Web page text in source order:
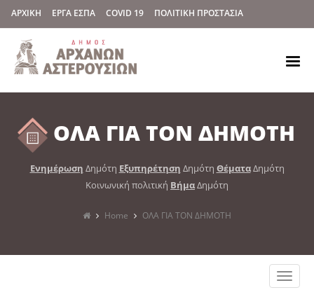
ΑΡΧΙΚΗ ΕΡΓΑ ΕΣΠΑ COVID 19 ΠΟΛΙΤΙΚΗ ΠΡΟΣΤΑΣΙΑ
ΟΛΑ ΓΙΑ ΤΟΝ ΔΗΜΟΤΗ
Ενημέρωση Δημότη Εξυπηρέτηση Δημότη ΘέματαΔημότη
Κοινωνική πολιτική ΒήμαΔημότη
Home ΟΛΑ ΓΙΑ ΤΟΝ ΔΗΜΟΤΗ
Toggle